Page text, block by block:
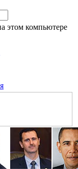
этом компьютере